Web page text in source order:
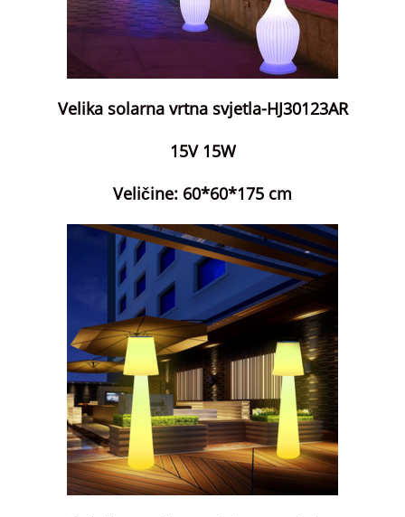
Velika solarna vrtna svjetla-HJ30123AR
15V 15W
Veličine: 60*60*175 cm